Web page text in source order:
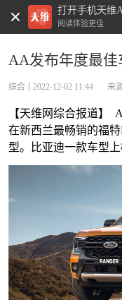
打开手机天维
阅读体验更佳
AA发布年度最佳
综合 2022-12-02 11:44 来
【天维网综合报道】
在新西兰最畅销的福
型。比亚迪一款车型上